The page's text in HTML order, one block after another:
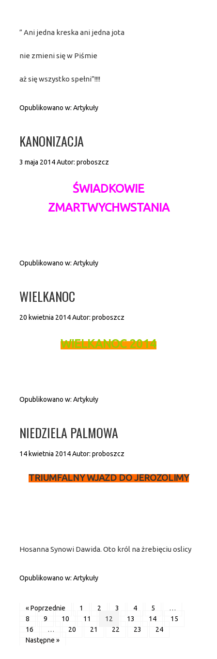
” Ani jedna kreska ani jedna jota
nie zmieni się w Piśmie
aż się wszystko spełni”!!!!
Opublikowano w: Artykuły
KANONIZACJA
3 maja 2014Autor: proboszcz
ŚWIADKOWIE
ZMARTWYCHWSTANIA
Opublikowano w: Artykuły
WIELKANOC
20 kwietnia 2014Autor: proboszcz
WIELKANOC 2014
Opublikowano w: Artykuły
NIEDZIELA PALMOWA
14 kwietnia 2014Autor: proboszcz
TRIUMFALNY WJAZD DO JEROZOLIMY
Hosanna Synowi Dawida. Oto król na żrebięciu oslicy
Opublikowano w: Artykuły
« Poprzednie 1 2 3 4 5
…
8
9 10 11 12 13 14
15
16
… 20 21 22 23
24
Następne »